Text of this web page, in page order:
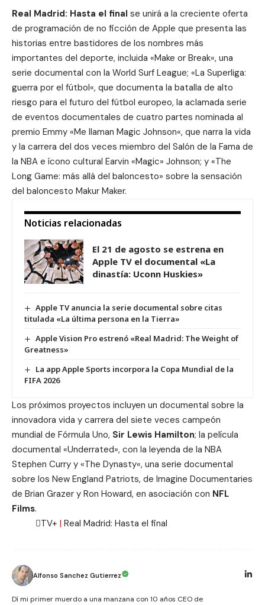
Real Madrid: Hasta el final se unirá a la creciente oferta
de programación de no ficción de Apple que presenta las
historias entre bastidores de los nombres más
importantes del deporte, incluida «Make or Break«, una
serie documental con la World Surf League; «La Superliga:
guerra por el fútbol«, que documenta la batalla de alto
riesgo para el futuro del fútbol europeo, la aclamada serie
de eventos documentales de cuatro partes nominada al
premio Emmy «Me llaman Magic Johnson«, que narra la vida
y la carrera del dos veces miembro del Salón de la Fama de
la NBA e ícono cultural Earvin «Magic» Johnson; y «The
Long Game: más allá del baloncesto» sobre la sensación
del baloncesto Makur Maker.
Noticias relacionadas
El 21 de agosto se estrena en
Apple TV el documental «La
dinastía: Uconn Huskies»
Apple TV anuncia la serie documental sobre citas
titulada «La última persona en la Tierra»
Apple Vision Pro estrenó «Real Madrid: The Weight of
Greatness»
La app Apple Sports incorpora la Copa Mundial de la
FIFA 2026
Los próximos proyectos incluyen un documental sobre la
innovadora vida y carrera del siete veces campeón
mundial de Fórmula Uno, Sir Lewis Hamilton; la película
documental «Underrated», con la leyenda de la NBA
Stephen Curry y «The Dynasty«, una serie documental
sobre los New England Patriots, de Imagine Documentaries
de Brian Grazer y Ron Howard, en asociación con NFL
Films.
TV+ | Real Madrid: Hasta el final
Alfonso Sanchez Gutierrez
Dí mi primer muerdo a una manzana con 10 años CEO de